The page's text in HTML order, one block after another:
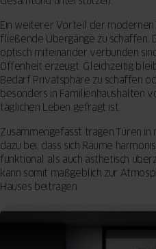
Ein weiterer Vorteil der modernen
fließende Übergänge zu schaffen.
optisch miteinander verbunden
Offenheit erzeugt. Gleichzeitig
Bedarf Privatsphäre zu schaffen
besonders in Familienhaushalten
täglichen Leben gefragt ist.
Zusammengefasst tragen Türen in
dazu bei, dass sich Räume
funktional als auch ästhetisch
kann somit maßgeblich zur
Hauses beitragen.